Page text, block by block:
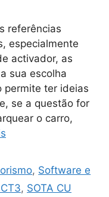
referências
especialmente
activador, as
sua escolha
permite ter ideias
se a questão for
o carro,
, Software e
, SOTA CU